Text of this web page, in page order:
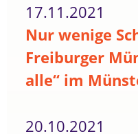
17.11.2021
Nur wenige
Freiburger
alle“ im
20.10.2021